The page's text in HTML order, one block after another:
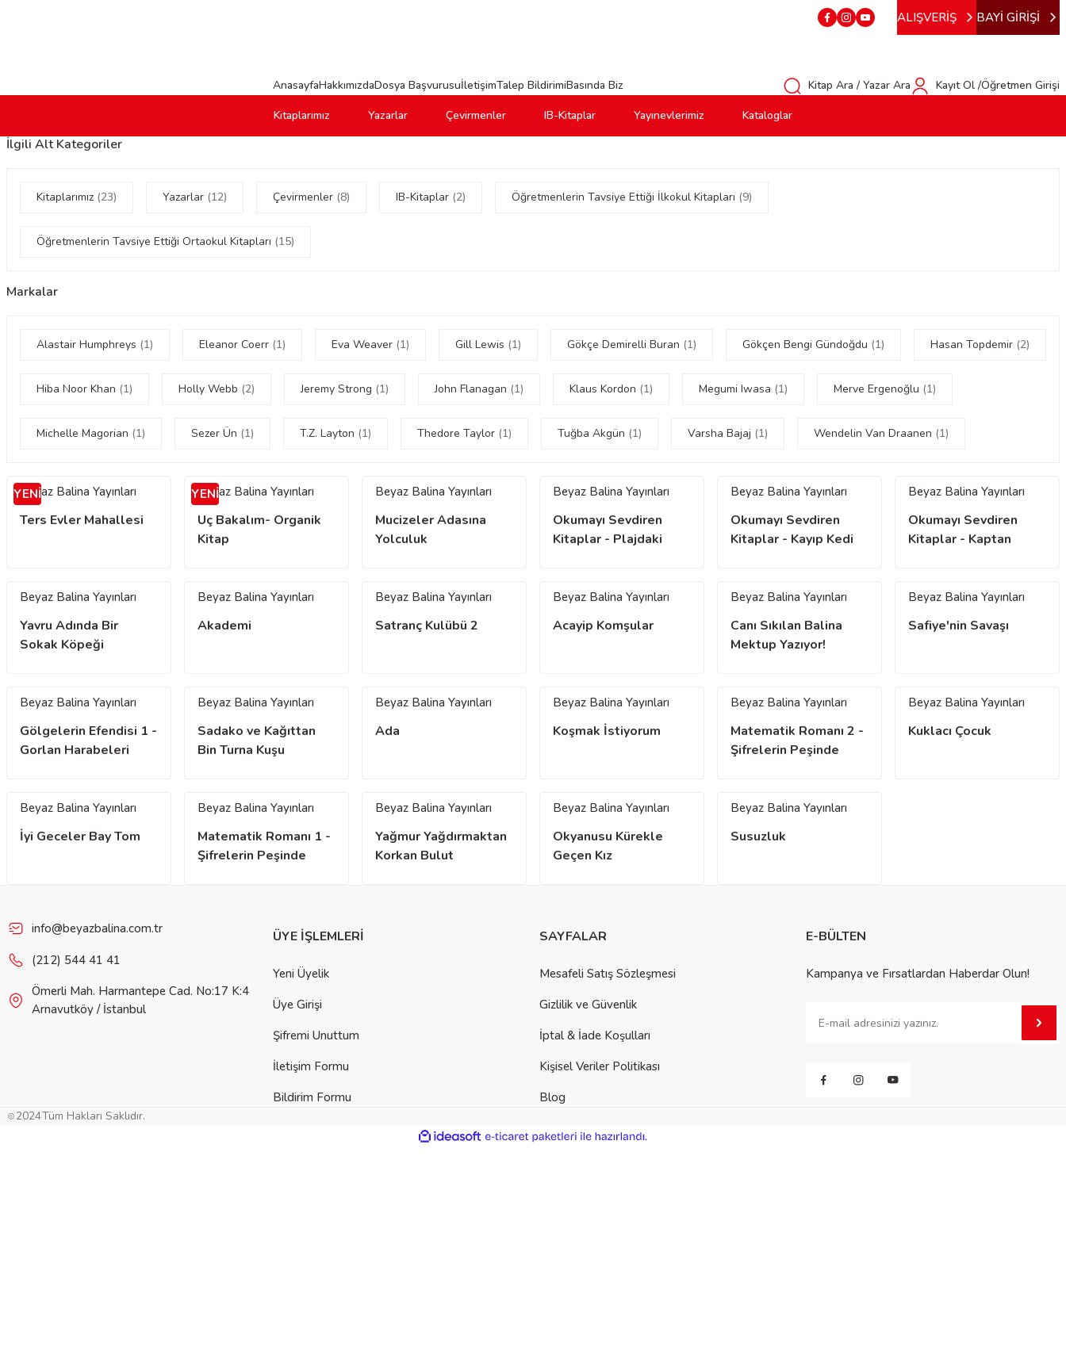
ALIŞVERİŞ BAYİ GİRİŞİ
AnasayfaHakkımızdaDosya BaşvurusuİletişimTalep BildirimiBasında Biz Kitap Ara / Yazar Ara
Kayıt Ol /Öğretmen Girişi
Kitaplarımız
Yazarlar Çevirmenler IB-Kitaplar Yayınevlerimiz Kataloglar
İlgili Alt Kategoriler
Kitaplarımız (23) Yazarlar (12) Çevirmenler (8) IB-Kitaplar (2) Öğretmenlerin Tavsiye Ettiği İlkokul Kitapları (9)
Öğretmenlerin Tavsiye Ettiği Ortaokul Kitapları (15)
Markalar
Alastair Humphreys (1) Eleanor Coerr (1) Eva Weaver (1) Gill Lewis (1) Gökçe Demirelli Buran (1) Gökçen Bengi Gündoğdu (1) Hasan Topdemir (2)
Hiba Noor Khan (1) Holly Webb (2) Jeremy Strong (1) John Flanagan (1) Klaus Kordon (1) Megumi Iwasa (1) Merve Ergenoğlu (1)
Michelle Magorian (1) Sezer Ün (1) T.Z. Layton (1) Thedore Taylor (1) Tuğba Akgün (1) Varsha Bajaj (1) Wendelin Van Draanen (1)
YENİ
Beyaz Balina Yayınları
Ters Evler Mahallesi
YENİ
Beyaz Balina Yayınları
Uç Bakalım- Organik
Kitap
Beyaz Balina Yayınları
Mucizeler Adasına
Yolculuk
Beyaz Balina Yayınları
Okumayı Sevdiren
Kitaplar - Plajdaki
Beyaz Balina Yayınları
Okumayı Sevdiren
Kitaplar - Kayıp Kedi
Beyaz Balina Yayınları
Okumayı Sevdiren
Kitaplar - Kaptan
Beyaz Balina Yayınları
Yavru Adında Bir
Sokak Köpeği
Beyaz Balina Yayınları
Akademi
Beyaz Balina Yayınları
Satranç Kulübü 2
Beyaz Balina Yayınları
Acayip Komşular
Beyaz Balina Yayınları
Canı Sıkılan Balina
Mektup Yazıyor!
Beyaz Balina Yayınları
Safiye'nin Savaşı
Beyaz Balina Yayınları
Gölgelerin Efendisi 1 -
Gorlan Harabeleri
Beyaz Balina Yayınları
Sadako ve Kağıttan
Bin Turna Kuşu
Beyaz Balina Yayınları
Ada
Beyaz Balina Yayınları
Koşmak İstiyorum
Beyaz Balina Yayınları
Matematik Romanı 2 -
Şifrelerin Peşinde
Beyaz Balina Yayınları
Kuklacı Çocuk
Beyaz Balina Yayınları
İyi Geceler Bay Tom
Beyaz Balina Yayınları
Matematik Romanı 1 -
Şifrelerin Peşinde
Beyaz Balina Yayınları
Yağmur Yağdırmaktan
Korkan Bulut
Beyaz Balina Yayınları
Okyanusu Kürekle
Geçen Kız
Beyaz Balina Yayınları
Susuzluk
info@beyazbalina.com.tr
(212) 544 41 41
Ömerli Mah. Harmantepe Cad. No:17 K:4
Arnavutköy / İstanbul
ÜYE İŞLEMLERİ
Yeni Üyelik
Üye Girişi
Şifremi Unuttum
İletişim Formu
Bildirim Formu
SAYFALAR
Mesafeli Satış Sözleşmesi
Gizlilik ve Güvenlik
İptal & İade Koşulları
Kişisel Veriler Politikası
Blog
E-BÜLTEN
Kampanya ve Fırsatlardan Haberdar Olun!
2024Tüm Hakları Saklıdır.
ideasoft
e-